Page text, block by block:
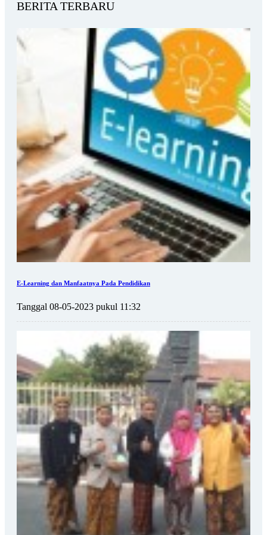
BERITA TERBARU
E-Learning dan Manfaatnya Pada Pendidikan
Tanggal 08-05-2023 pukul 11:32